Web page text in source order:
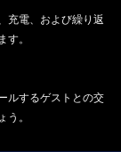
充電、および繰り返
。
ルするゲストとの交
。